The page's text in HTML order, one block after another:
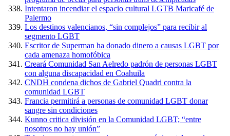
Intentaron incendiar el espacio cultural LGTB Maricafé de
Palermo
Los destinos valencianos, “sin complejos” para recibir al
segmento LGBT
Escritor de Superman ha donado dinero a causas LGBT por
cada amenaza homofóbica
Creará Comunidad San Aelredo padrón de personas LGBT
con alguna discapacidad en Coahuila
CNDH condena dichos de Gabriel Quadri contra la
comunidad LGBT
Francia permitirá a personas de comunidad LGBT donar
sangre sin condiciones
Kunno critica división en la Comunidad LGBT; “entre
nosotros no hay unión”